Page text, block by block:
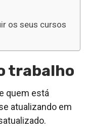
os seus cursos
trabalho
quem está
atualizando em